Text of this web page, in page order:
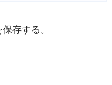
存する。